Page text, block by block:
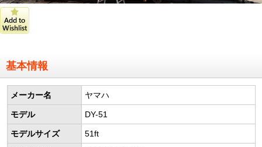
基本情報
メーカー名 ヤマハ
モデル DY-51
モデルサイズ 51ft